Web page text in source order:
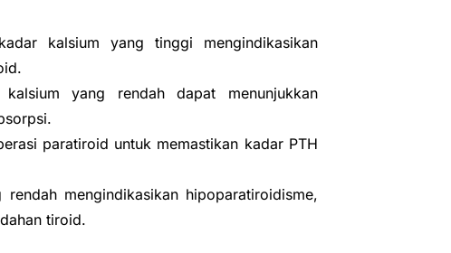
kalsium yang tinggi mengindikasikan
yang rendah dapat menunjukkan
paratiroid untuk memastikan kadar PTH
mengindikasikan hipoparatiroidisme,
tiroid.